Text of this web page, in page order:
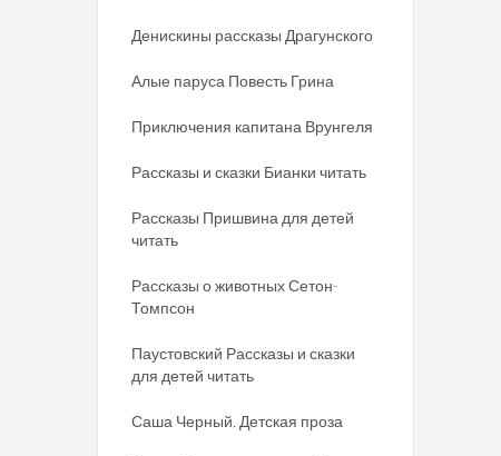
Денискины рассказы Драгунского
Алые паруса Повесть Грина
Приключения капитана Врунгеля
Рассказы и сказки Бианки читать
Рассказы Пришвина для детей
читать
Рассказы о животных Сетон-
Томпсон
Паустовский Рассказы и сказки
для детей читать
Саша Черный. Детская проза